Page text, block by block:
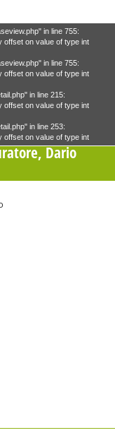
Köche
Dario
in line 755:
on value of type int
in line 755:
on value of type int
in line 215:
on value of type int
in line 253:
on value of type int